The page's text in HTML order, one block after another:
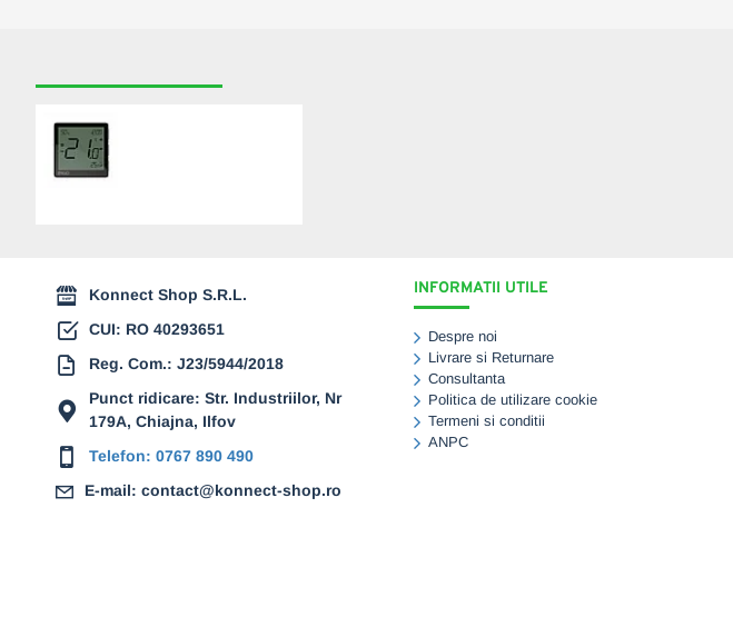
Konnect Shop S.R.L.
CUI: RO 40293651
Reg. Com.: J23/5944/2018
Punct ridicare: Str. Industriilor, Nr
179A, Chiajna, Ilfov
Telefon: 0767 890 490
E-mail: contact@konnect-shop.ro
INFORMATII UTILE
Despre noi
Livrare si Returnare
Consultanta
Politica de utilizare cookie
Termeni si conditii
ANPC